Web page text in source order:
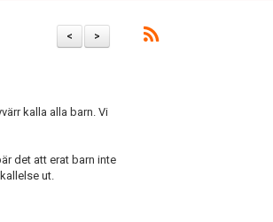
>
<
kalla alla barn. Vi
det att erat barn inte
ut.